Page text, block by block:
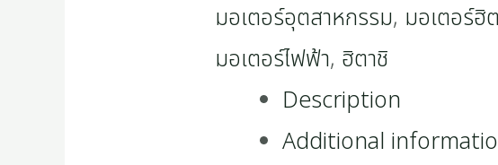
มอเตอร์อุตสาหกรรม, มอเตอร์ฮิ
มอเตอร์ไฟฟ้า, ฮิตาชิ
Description
Additional